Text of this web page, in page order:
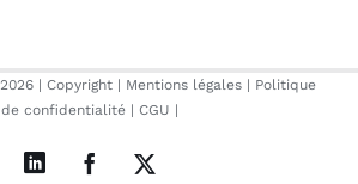
2026 | Copyright| Mentions légales| Politique
de confidentialité | CGU |